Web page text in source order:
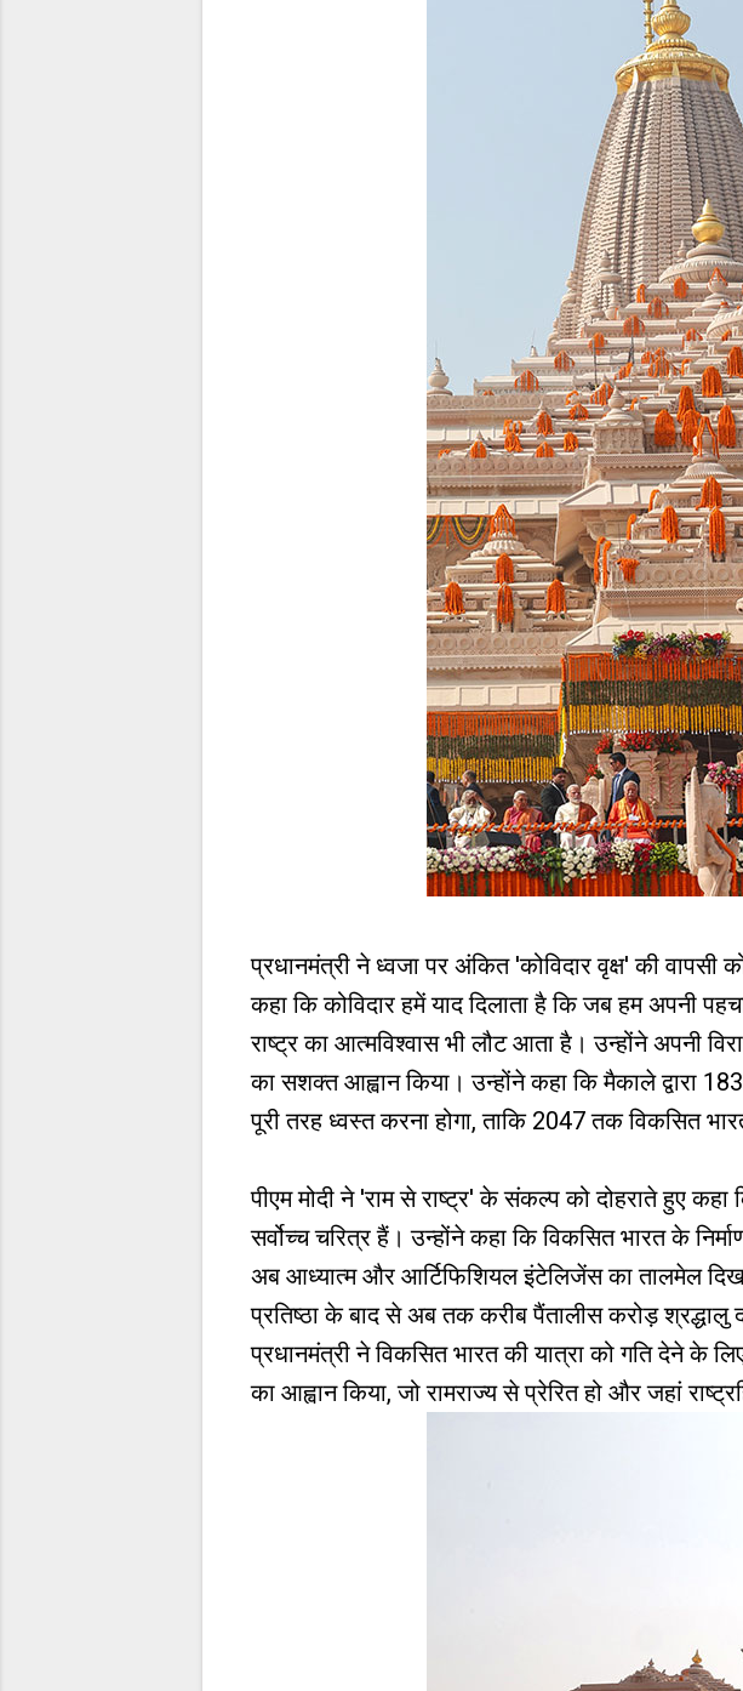
प्रधानमंत्री ने ध्वजा पर अंकित 'कोविदार वृक्ष' की वापसी
कहा कि कोविदार हमें याद दिलाता है कि जब हम अपनी
राष्ट्र का आत्मविश्वास भी लौट आता है। उन्होंने अपनी
का सशक्त आह्वान किया। उन्होंने कहा कि मैकाले द्वारा
पूरी तरह ध्वस्त करना होगा, ताकि 2047 तक विकसित
पीएम मोदी ने 'राम से राष्ट्र' के संकल्प को दोहराते हुए
सर्वोच्च चरित्र हैं। उन्होंने कहा कि विकसित भारत के
अब आध्यात्म और आर्टिफिशियल इंटेलिजेंस का तालमेल
प्रतिष्ठा के बाद से अब तक करीब पैंतालीस करोड़
प्रधानमंत्री ने विकसित भारत की यात्रा को गति देने के
का आह्वान किया, जो रामराज्य से प्रेरित हो और जहां